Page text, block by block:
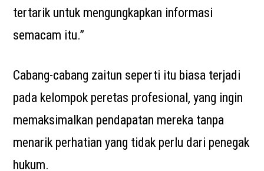
tertarik untuk mengungkapkan informasi
semacam itu.”
Cabang-cabang zaitun seperti itu biasa terjadi
pada kelompok peretas profesional, yang ingin
memaksimalkan pendapatan mereka tanpa
menarik perhatian yang tidak perlu dari penegak
hukum.